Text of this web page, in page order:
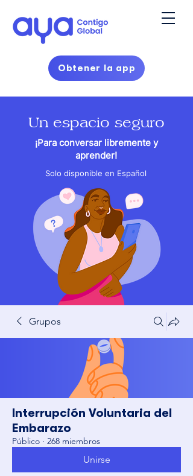
Obtener la app
Un espacio seguro
¡Para conversar libremente y
aprender!
Solo disponible en Español
Grupos
Interrupción Voluntaria del
Embarazo
Público · 268 miembros
Unirse